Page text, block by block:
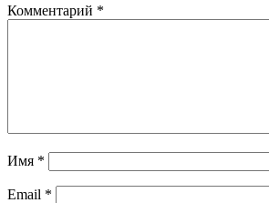
Комментарий *
Имя *
Email *